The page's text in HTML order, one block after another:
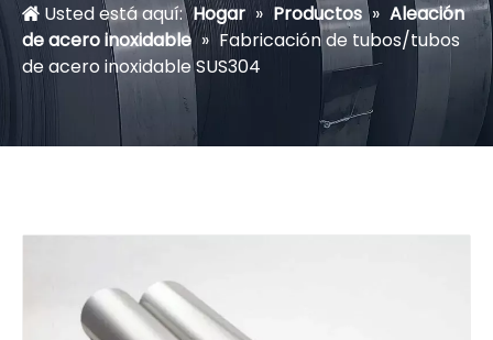
Usted está aquí: Hogar » Productos » Aleación
de acero inoxidable » Fabricación de tubos/tubos
de acero inoxidable SUS304